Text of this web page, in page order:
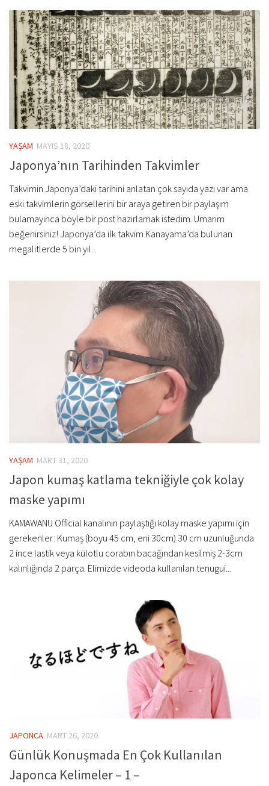
YAŞAM MAYIS 18, 2020
Japonya’nın Tarihinden Takvimler
Takvimin Japonya’daki tarihini anlatan çok sayıda yazı var ama
eski takvimlerin görsellerini bir araya getiren bir paylaşım
bulamayınca böyle bir post hazırlamak istedim. Umarım
beğenirsiniz! Japonya’da ilk takvim Kanayama’da bulunan
megalitlerde 5 bin yıl...
YAŞAM MART 31, 2020
Japon kumaş katlama tekniğiyle çok kolay
maske yapımı
KAMAWANU Official kanalının paylaştığı kolay maske yapımı için
gerekenler: Kumaş (boyu 45 cm, eni 30cm) 30 cm uzunluğunda
2 ince lastik veya külotlu corabın bacağından kesilmiş 2-3cm
kalınlığında 2 parça. Elimizde videoda kullanılan tenugui...
JAPONCA MART 26, 2020
Günlük Konuşmada En Çok Kullanılan
Japonca Kelimeler – 1 –